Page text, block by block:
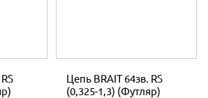
Цепь BRAIT 64зв. RS
(0,325-1,3) (Футляр)